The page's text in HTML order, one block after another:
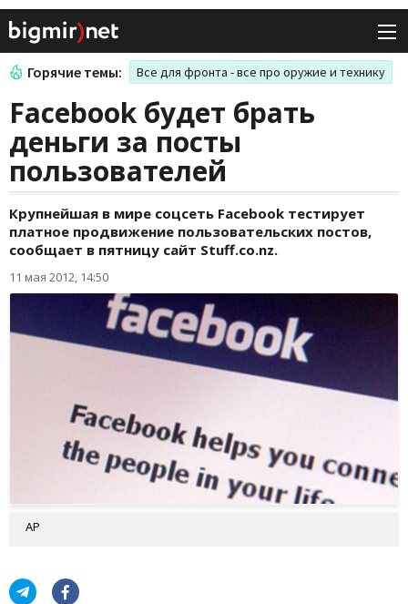
Горячие темы: Все для фронта - все про оружие и технику
Facebook будет брать
деньги за посты
пользователей
Крупнейшая в мире соцсеть Facebook тестирует
платное продвижение пользовательских постов,
сообщает в пятницу сайт Stuff.co.nz.
11 мая 2012, 14:50
АР